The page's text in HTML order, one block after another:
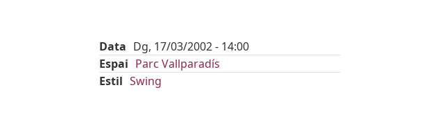
Data Dg, 17/03/2002 - 14:00
Espai Parc Vallparadís
Estil Swing